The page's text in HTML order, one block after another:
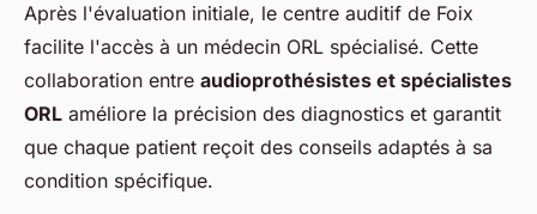
Après l'évaluation initiale, le centre auditif de Foix
facilite l'accès à un médecin ORL spécialisé. Cette
collaboration entre audioprothésistes et spécialistes
ORL améliore la précision des diagnostics et garantit
que chaque patient reçoit des conseils adaptés à sa
condition spécifique.